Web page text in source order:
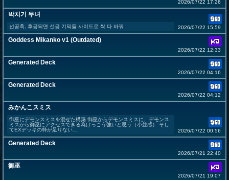
2026/07/22 17:26
박치기 무녀
선공축, 후공되면 선공 기믹들 사이드로 싹 다 바꿔 2026/07/22 15:59
Goddess Mikanko v1 (Outdated)
2026/07/22 12:33
Generated Deck
2026/07/22 04:16
Generated Deck
2026/07/22 04:12
みかんこスミス
御巫にデモンスミスを混ぜた構築 御巫からデモンスミスに、デモンス
ミスから御巫にアクセスできる為けっこう強いと思う（小並感） そし
てEXデッキの枠が足りない…
2026/07/22 00:56
Generated Deck
2026/07/21 22:40
御巫
2026/07/21 19:07